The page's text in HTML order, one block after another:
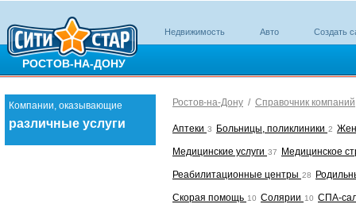
РОСТОВ-НА-ДОНУ
Недвижимость Авто Создать
Компании, оказывающие
различные услуги
Ростов-на-Дону / Справочник компаний
Аптеки 3 Больницы, поликлиники 2
Медицинские услуги 37 Медицинское
Реабилитационные центры 28
Скорая помощь 10 Солярии 10 СПА-